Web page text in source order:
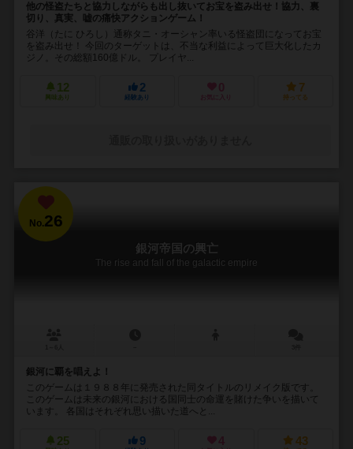
他の怪盗たちと協力しながらも出し抜いてお宝を盗み出せ！協力、裏
切り、真実、嘘の痛快アクションゲーム！
谷洋（たに ひろし）通称タニ・オーシャン率いる怪盗団になってお宝
を盗み出せ！ 今回のターゲットは、不当な利益によって巨大化したカ
ジノ。その総額160億ドル。 プレイヤ...
12
興味あり
2
経験あり
0
お気に入り
7
持ってる
No.26
銀河帝国の興亡
The rise and fall of the galactic empire
銀河に覇を唱えよ！
このゲームは１９８８年に発売された同タイトルのリメイク版です。
このゲームは未来の銀河における国同士の命運を賭けた争いを描いて
います。 各国はそれぞれ思い描いた道へと...
25 9 4 43